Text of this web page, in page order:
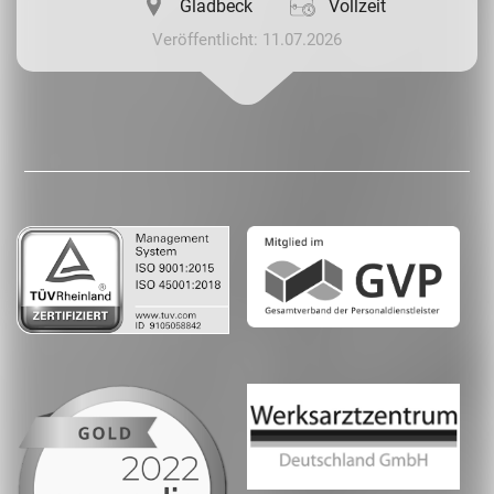
Gladbeck Vollzeit
Veröffentlicht: 11.07.2026